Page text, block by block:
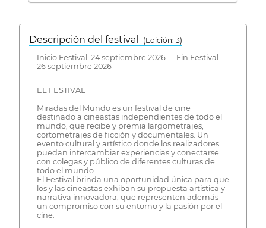
Descripción del festival
( Edición: 3)
Inicio Festival: 24 septiembre 2026 Fin Festival:
26 septiembre 2026
EL FESTIVAL
Miradas del Mundo es un festival de cine
destinado a cineastas independientes de todo el
mundo, que recibe y premia largometrajes,
cortometrajes de ficción y documentales. Un
evento cultural y artístico donde los realizadores
puedan intercambiar experiencias y conectarse
con colegas y público de diferentes culturas de
todo el mundo.
El Festival brinda una oportunidad única para que
los y las cineastas exhiban su propuesta artística y
narrativa innovadora, que representen además
un compromiso con su entorno y la pasión por el
cine.